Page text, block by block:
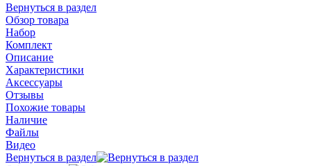
Вернуться в раздел
Обзор товара
Набор
Комплект
Описание
Характеристики
Аксессуары
Отзывы
Похожие товары
Наличие
Файлы
Видео
Вернуться в раздел